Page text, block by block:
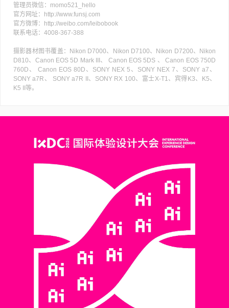
管理员微信：momo521_hello
官方网址：http://www.funsj.com
官方微博：http://weibo.com/leibobook
联系电话：4008-367-388
摄影器材图书覆盖：Nikon D7000、Nikon D7100、Nikon D7200、Nikon
D810、Canon EOS 5D Mark III、 Canon EOS 5DS 、 Canon EOS 750D
760D、 Canon EOS 80D、SONY NEX 5、SONY NEX 7、SONY a7、
SONY a7R、 SONY a7R II、SONY RX 100、富士X-T1、宾得K3、K5、
K5 II等。